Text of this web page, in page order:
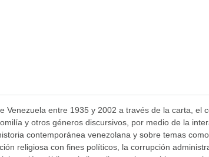
Venezuela entre 1935 y 2002 a través de la carta, el
y otros géneros discursivos, por medio de la
contemporánea venezolana y sobre temas
religiosa con fines políticos, la corrupción